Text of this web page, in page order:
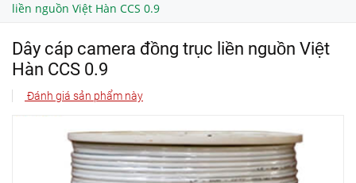
liền nguồn Việt Hàn CCS 0.9
Dây cáp camera đồng trục liền nguồn Việt
Hàn CCS 0.9
Đánh giá sản phẩm này